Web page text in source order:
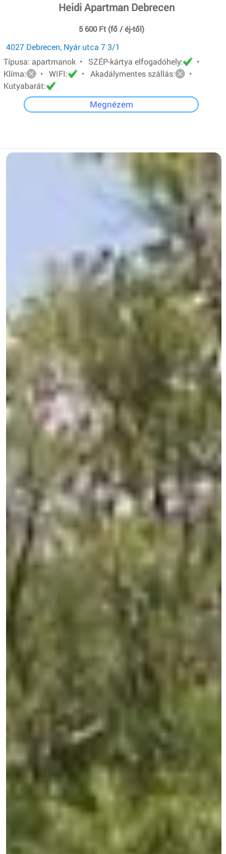
Heidi Apartman Debrecen
5 600 Ft (fő / éj-től)
4027 Debrecen, Nyár utca 7 3/1
Típusa: apartmanok • SZÉP-kártya elfogadóhely:
•
Klíma:
• WIFI: • Akadálymentes szállás:
•
Kutyabarát:
Megnézem